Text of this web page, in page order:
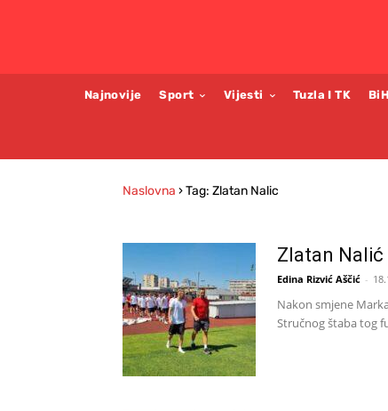
Najnovije Sport Vijesti Tuzla I TK BiH
Naslovna ›Tag: Zlatan Nalic
Zlatan Nalić
Edina Rizvić Aščić -
Nakon smjene
Stručnog štaba tog